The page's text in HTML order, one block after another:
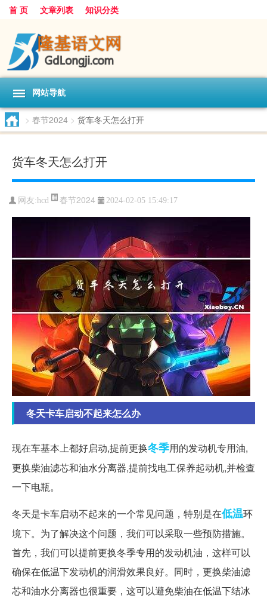
首 页 文章列表 知识分类
网站导航
> 春节2024 > 货车冬天怎么打开
货车冬天怎么打开
网友:hcd 春节2024 2024-02-05 15:49:17
冬天卡车启动不起来怎么办
现在车基本上都好启动,提前更换冬季用的发动机专用油,
更换柴油滤芯和油水分离器,提前找电工保养起动机,并检查
一下电瓶。
冬天是卡车启动不起来的一个常见问题，特别是在低温环
境下。为了解决这个问题，我们可以采取一些预防措施。
首先，我们可以提前更换冬季专用的发动机油，这样可以
确保在低温下发动机的润滑效果良好。同时，更换柴油滤
芯和油水分离器也很重要，这可以避免柴油在低温下结冰